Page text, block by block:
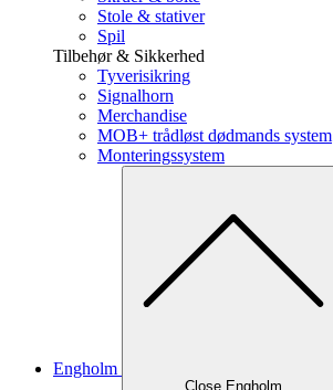
Stole & stativer
Spil
Tilbehør & Sikkerhed
Tyverisikring
Signalhorn
Merchandise
MOB+ trådløst dødmands system
Monteringssystem
Engholm
Close Engholm